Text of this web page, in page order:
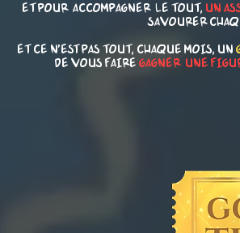
ET POUR ACCOMPAGNER LE TOUT, UN
SAVOURER
ET CE N'EST PAS TOUT, CHAQUE MOIS, UN
DE VOUS FAIRE GAGNER UNE